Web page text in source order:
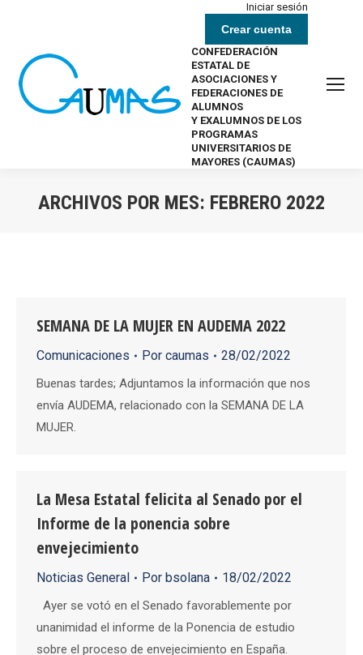
Iniciar sesión
Crear cuenta
CONFEDERACIÓN
ESTATAL DE
ASOCIACIONES Y
FEDERACIONES DE
ALUMNOS
Y EXALUMNOS DE LOS
PROGRAMAS
UNIVERSITARIOS DE
MAYORES (CAUMAS)
ARCHIVOS POR MES: FEBRERO 2022
SEMANA DE LA MUJER EN AUDEMA 2022
Comunicaciones Por caumas 28/02/2022
Buenas tardes; Adjuntamos la información que nos
envía AUDEMA, relacionado con la SEMANA DE LA
MUJER.
La Mesa Estatal felicita al Senado por el
Informe de la ponencia sobre
envejecimiento
Noticias General Por bsolana 18/02/2022
Ayer se votó en el Senado favorablemente por
unanimidad el informe de la Ponencia de estudio
sobre el proceso de envejecimiento en España.